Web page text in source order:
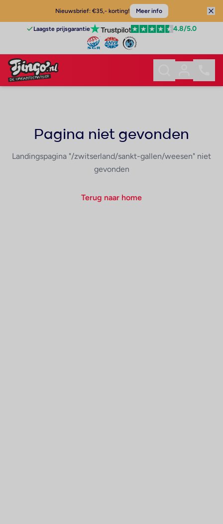
Nieuwsbrief: €35,- korting! Meer info
Laagste prijsgarantie 4.8/5.0
Pagina niet gevonden
Landingspagina "/zwitserland/sankt-gallen/weesen" niet
gevonden
Terug naar home